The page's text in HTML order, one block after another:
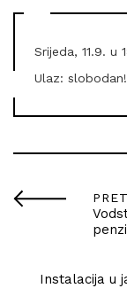
Srijeda, 11.9. u
Ulaz: slobodan!
Instalacija u